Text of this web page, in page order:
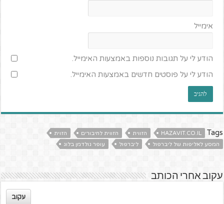
אימייל
הודע לי על תגובות נוספות באמצעות האימייל.
הודע לי על פוסטים חדשים באמצעות האימייל.
Tags
HAZAVIT.CO.IL הזווית הזווית לחיבורים
הזוית
המסע לאליפות של ליברפול
ליברפול עופר גולדמן בלוג
עקוב אחרי הכותב
עקוב